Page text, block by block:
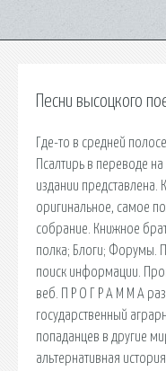
Песни высоцкого
Где-то в средней
Псалтирь в переводе
издании представлена.
оригинальное, самое
собрание. Книжное
полка; Блоги; Форумы.
поиск информации.
веб. П Р О Г Р А М М А
государственный
попаданцев в другие
альтернативная